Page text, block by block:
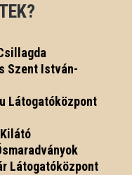
Szent István-
Látogatóközpont
Látogatóközpont